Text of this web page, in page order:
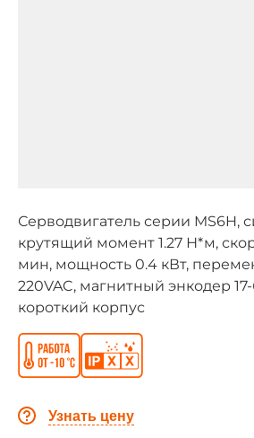
Серводвигатель серии MS6H,
крутящий момент 1.27 Н*м,
мин, мощность 0.4 кВт,
220VAC, магнитный энкодер
короткий корпус
Узнать цену